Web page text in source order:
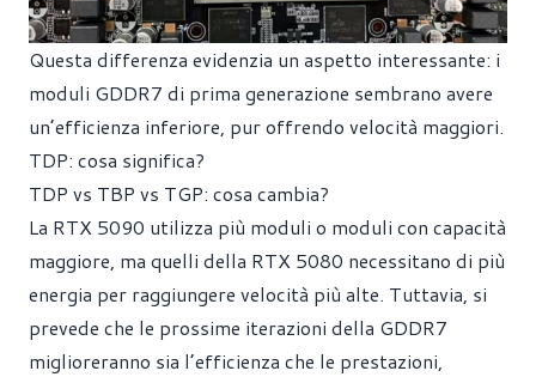
Questa differenza evidenzia un aspetto interessante: i
moduli GDDR7 di prima generazione sembrano avere
un’efficienza inferiore, pur offrendo velocità maggiori.
TDP: cosa significa?
TDP vs TBP vs TGP: cosa cambia?
La RTX 5090 utilizza più moduli o moduli con capacità
maggiore, ma quelli della RTX 5080 necessitano di più
energia per raggiungere velocità più alte. Tuttavia, si
prevede che le prossime iterazioni della GDDR7
miglioreranno sia l’efficienza che le prestazioni,